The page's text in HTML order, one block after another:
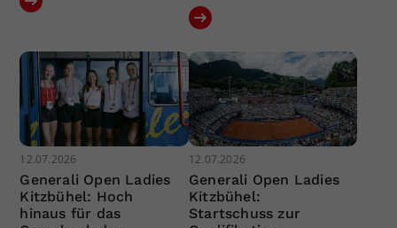
12.07.2026
Generali Open Ladies
Kitzbühel: Hoch
hinaus für das
12.07.2026
Generali Open Ladies
Kitzbühel:
Startschuss zur